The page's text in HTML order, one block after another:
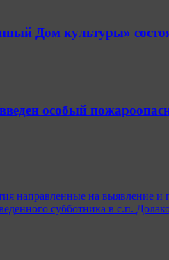
Дом культуры»
особый
направленные на выявление и
субботника в с.п.